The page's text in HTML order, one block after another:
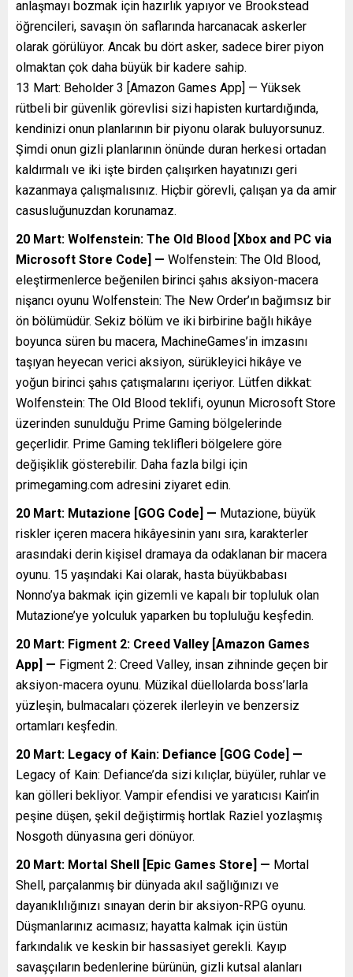
anlaşmayı bozmak için hazırlık yapıyor ve Brookstead
öğrencileri, savaşın ön saflarında harcanacak askerler
olarak görülüyor. Ancak bu dört asker, sadece birer piyon
olmaktan çok daha büyük bir kadere sahip.
13 Mart: Beholder 3 [Amazon Games App] — Yüksek
rütbeli bir güvenlik görevlisi sizi hapisten kurtardığında,
kendinizi onun planlarının bir piyonu olarak buluyorsunuz.
Şimdi onun gizli planlarının önünde duran herkesi ortadan
kaldırmalı ve iki işte birden çalışırken hayatınızı geri
kazanmaya çalışmalısınız. Hiçbir görevli, çalışan ya da amir
casusluğunuzdan korunamaz.
20 Mart: Wolfenstein: The Old Blood [Xbox and PC via
Microsoft Store Code] — Wolfenstein: The Old Blood,
eleştirmenlerce beğenilen birinci şahıs aksiyon-macera
nişancı oyunu Wolfenstein: The New Order’ın bağımsız bir
ön bölümüdür. Sekiz bölüm ve iki birbirine bağlı hikâye
boyunca süren bu macera, MachineGames’in imzasını
taşıyan heyecan verici aksiyon, sürükleyici hikâye ve
yoğun birinci şahıs çatışmalarını içeriyor. Lütfen dikkat:
Wolfenstein: The Old Blood teklifi, oyunun Microsoft Store
üzerinden sunulduğu Prime Gaming bölgelerinde
geçerlidir. Prime Gaming teklifleri bölgelere göre
değişiklik gösterebilir. Daha fazla bilgi için
primegaming.com adresini ziyaret edin.
20 Mart: Mutazione [GOG Code] — Mutazione, büyük
riskler içeren macera hikâyesinin yanı sıra, karakterler
arasındaki derin kişisel dramaya da odaklanan bir macera
oyunu. 15 yaşındaki Kai olarak, hasta büyükbabası
Nonno’ya bakmak için gizemli ve kapalı bir topluluk olan
Mutazione’ye yolculuk yaparken bu topluluğu keşfedin.
20 Mart: Figment 2: Creed Valley [Amazon Games
App] — Figment 2: Creed Valley, insan zihninde geçen bir
aksiyon-macera oyunu. Müzikal düellolarda boss’larla
yüzleşin, bulmacaları çözerek ilerleyin ve benzersiz
ortamları keşfedin.
20 Mart: Legacy of Kain: Defiance [GOG Code] —
Legacy of Kain: Defiance’da sizi kılıçlar, büyüler, ruhlar ve
kan gölleri bekliyor. Vampir efendisi ve yaratıcısı Kain’in
peşine düşen, şekil değiştirmiş hortlak Raziel yozlaşmış
Nosgoth dünyasına geri dönüyor.
20 Mart: Mortal Shell [Epic Games Store] — Mortal
Shell, parçalanmış bir dünyada akıl sağlığınızı ve
dayanıklılığınızı sınayan derin bir aksiyon-RPG oyunu.
Düşmanlarınız acımasız; hayatta kalmak için üstün
farkındalık ve keskin bir hassasiyet gerekli. Kayıp
savaşçıların bedenlerine bürünün, gizli kutsal alanları